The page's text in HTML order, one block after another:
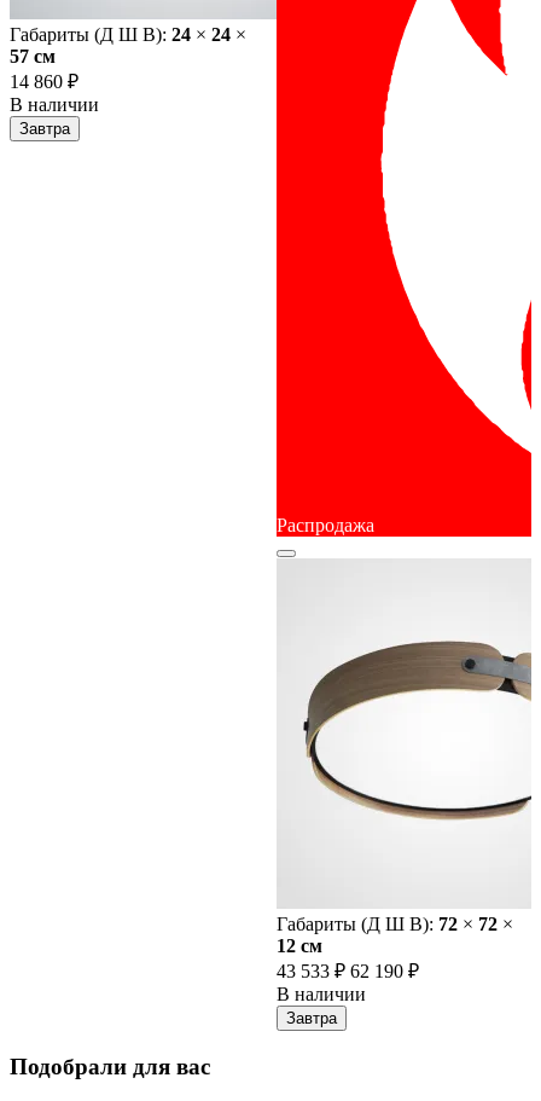
Габариты (Д Ш В): 24 × 24 ×
57 cм
14 860 ₽
В наличии
Завтра
Распродажа
Габариты (Д Ш В): 72 × 72 ×
12 cм
43 533 ₽ 62 190 ₽
В наличии
Завтра
Подобрали для вас